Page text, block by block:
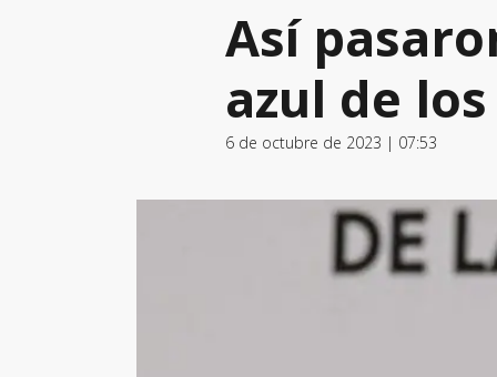
Así
azul de
6 de octubre de 2023 | 07:53